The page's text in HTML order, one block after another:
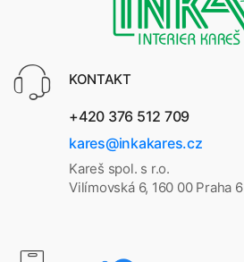
KONTAKT
+420 376 512 709
kares@inkakares.cz
Kareš spol. s r.o.
Vilímovská 6, 160 00 Praha 6